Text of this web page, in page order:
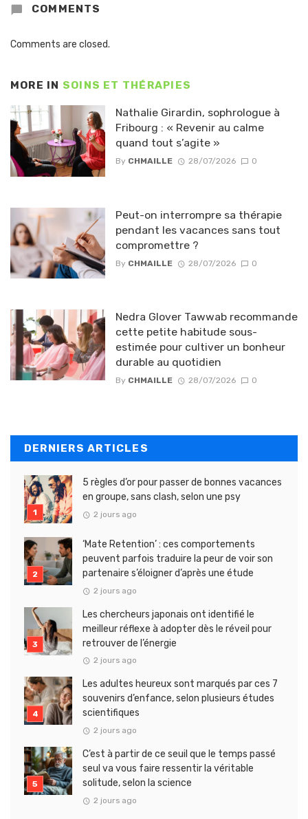
COMMENTS
Comments are closed.
MORE IN SOINS ET THÉRAPIES
Nathalie Girardin, sophrologue à
Fribourg : « Revenir au calme
quand tout s’agite »
By CHMAILLE 28/07/2026 0
Peut-on interrompre sa thérapie
pendant les vacances sans tout
compromettre ?
By CHMAILLE 28/07/2026 0
Nedra Glover Tawwab recommande
cette petite habitude sous-
estimée pour cultiver un bonheur
durable au quotidien
By CHMAILLE 28/07/2026 0
DERNIERS ARTICLES
5 règles d’or pour passer de bonnes vacances
en groupe, sans clash, selon une psy
2 jours ago
‘Mate Retention’ : ces comportements
peuvent parfois traduire la peur de voir son
partenaire s’éloigner d’après une étude
2 jours ago
Les chercheurs japonais ont identifié le
meilleur réflexe à adopter dès le réveil pour
retrouver de l’énergie
2 jours ago
Les adultes heureux sont marqués par ces 7
souvenirs d’enfance, selon plusieurs études
scientifiques
2 jours ago
C’est à partir de ce seuil que le temps passé
seul va vous faire ressentir la véritable
solitude, selon la science
2 jours ago